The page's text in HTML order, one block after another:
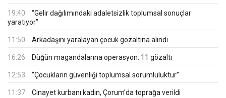
19:40
“Gelir dağılımındaki adaletsizlik toplumsal sonuçlar
yaratıyor”
11:50 Arkadaşını yaralayan çocuk gözaltına alındı
16:26 Düğün magandalarına operasyon: 11 gözaltı
12:53 “Çocukların güvenliği toplumsal sorumluluktur”
11:37 Cinayet kurbanı kadın, Çorum’da toprağa verildi